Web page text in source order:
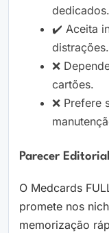
dedicados.
✔️ Aceita
distrações.
❌
cartões.
❌ Prefere
Parecer
O Medcards
promete nos
memorização